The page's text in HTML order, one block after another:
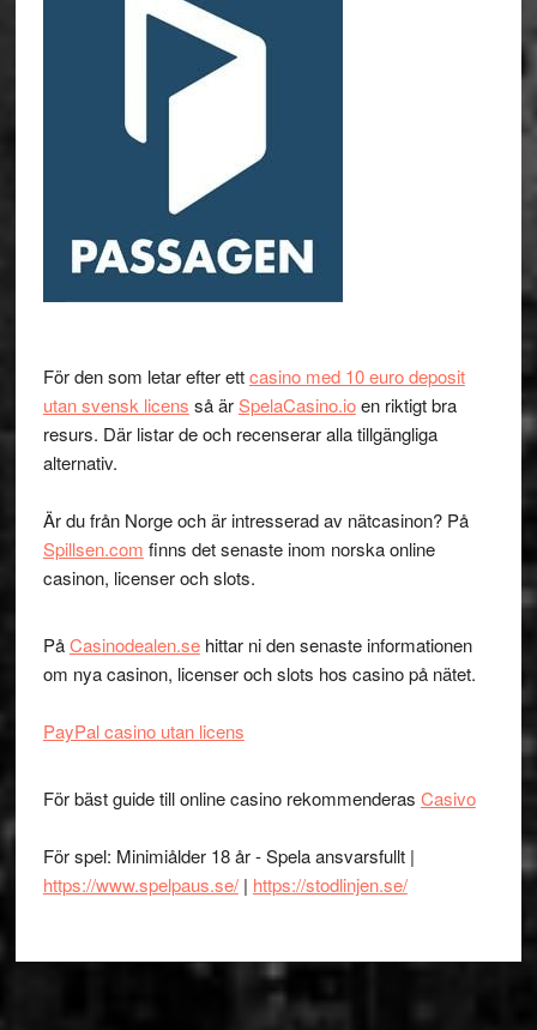
För den som letar efter ettcasino med 10 euro deposit
utan svensk licens så ärSpelaCasino.ioen riktigt bra
resurs. Där listar de och recenserar alla tillgängliga
alternativ.
Är du från Norge och är intresserad av nätcasinon? På
Spillsen.com finns det senaste inom norska online
casinon, licenser och slots.
PåCasinodealen.sehittar ni den senaste informationen
om nya casinon, licenser och slots hos casino på nätet.
PayPal casino utan licens
För bäst guide till online casino rekommenderas Casivo
För spel: Minimiålder 18 år - Spela ansvarsfullt |
https://www.spelpaus.se/| https://stodlinjen.se/